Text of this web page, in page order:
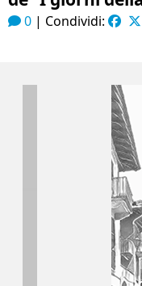
0 | Condividi: